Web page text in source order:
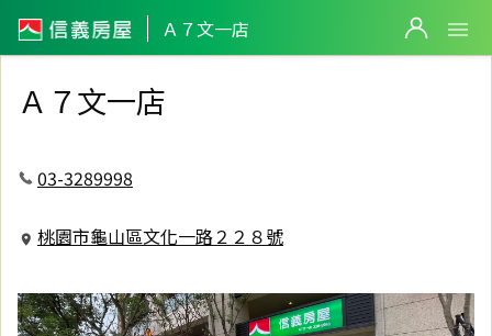
Ａ７文一店
信義房屋Ａ７文一店
Ａ７文一店
03-3289998
桃園市龜山區文化一路２２８號